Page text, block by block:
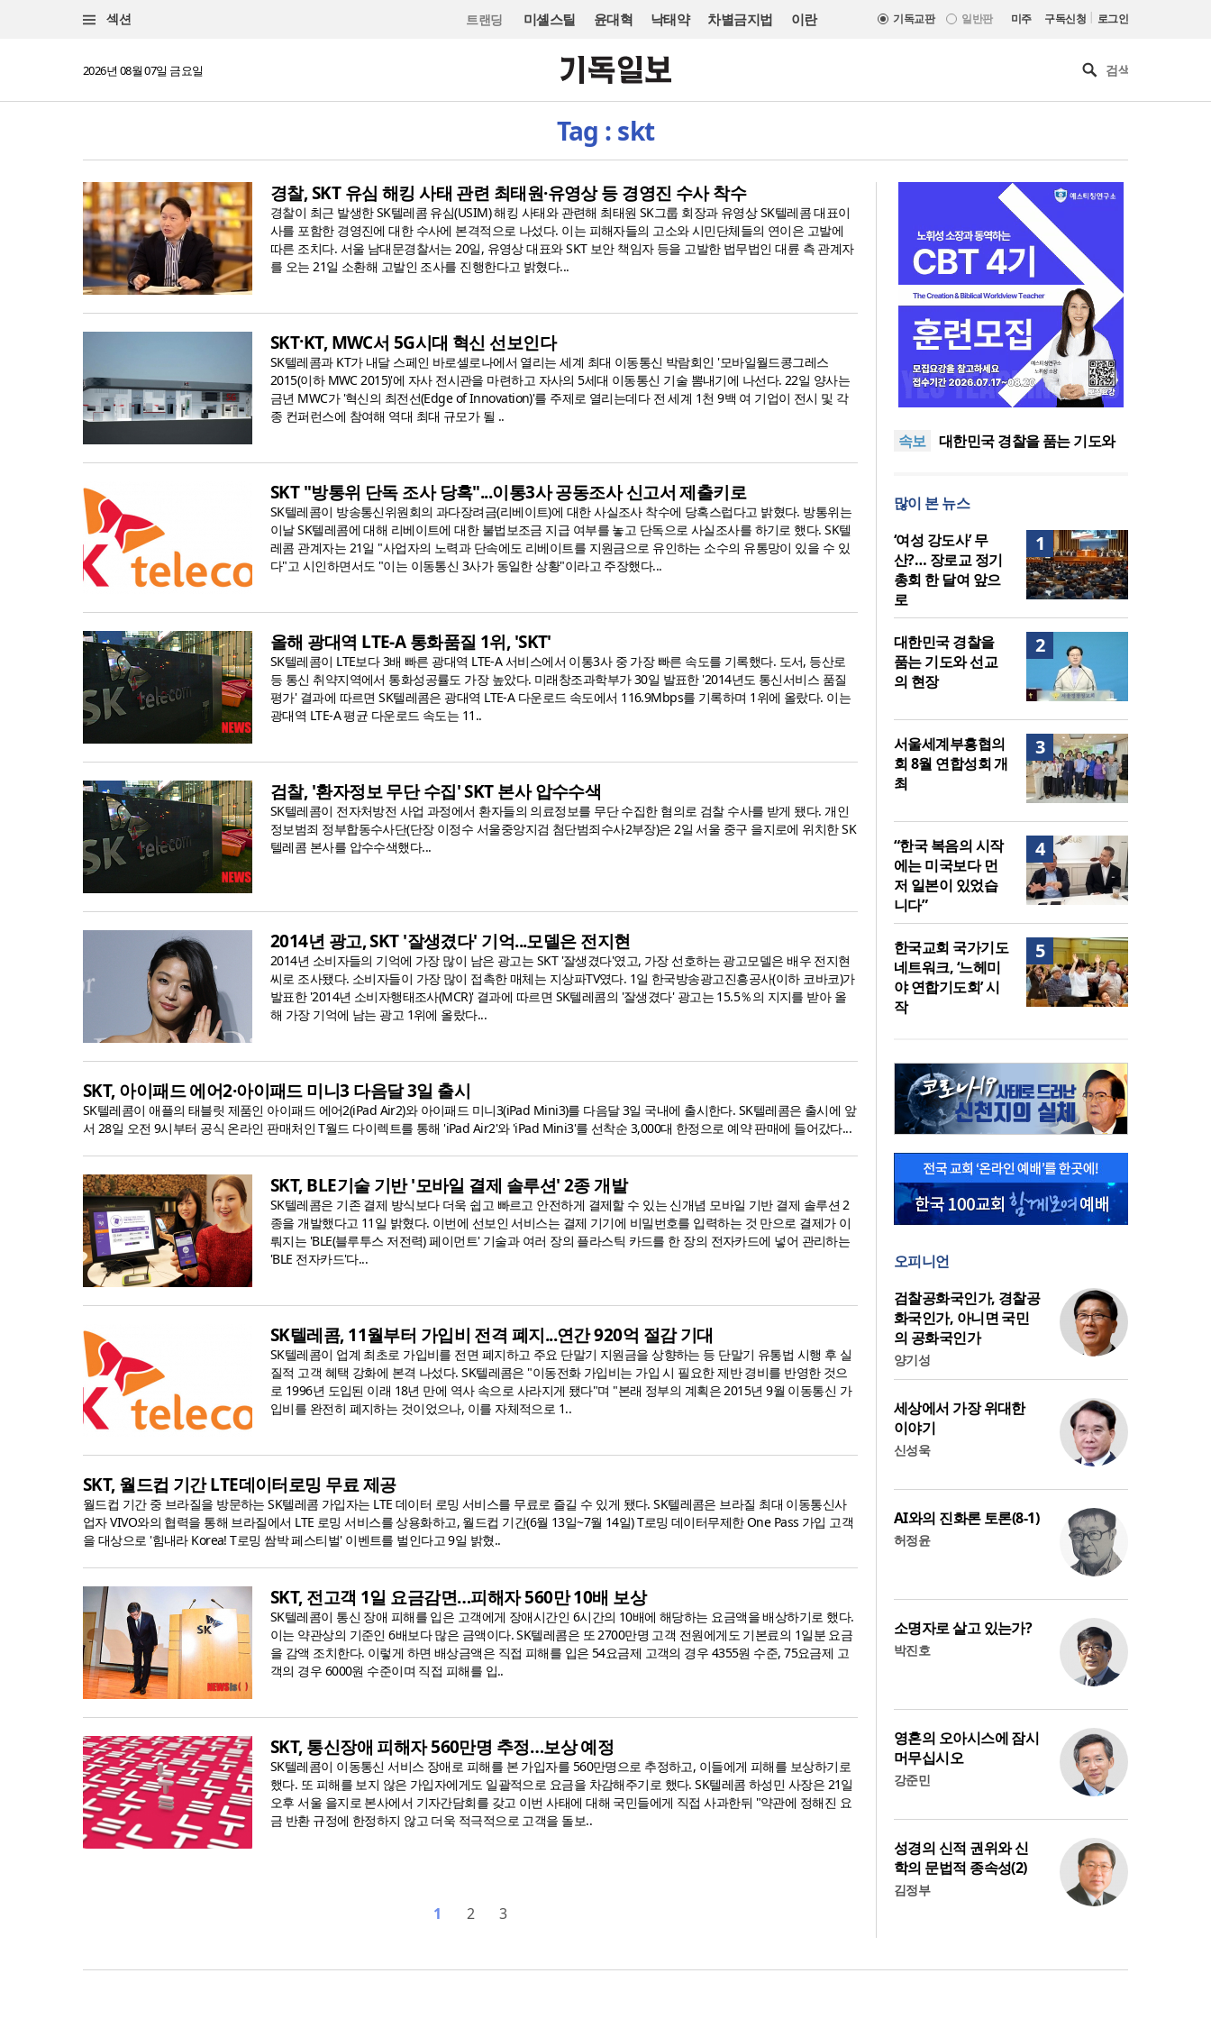
섹션 트랜딩 미셸스틸 윤대혁 낙태약 차별금지법 이란 기독교판 일반판 미주 구독신청 | 로그인
2026년 08월 07일 금요일
Tag : skt
경찰, SKT 유심 해킹 사태 관련 최태원·유영상 등 경영진 수사 착수
경찰이 최근 발생한 SK텔레콤 유심(USIM) 해킹 사태와 관련해 최태원 SK그룹 회장과 유영상 SK텔레콤 대표이
사를 포함한 경영진에 대한 수사에 본격적으로 나섰다. 이는 피해자들의 고소와 시민단체들의 연이은 고발에
따른 조치다. 서울 남대문경찰서는 20일, 유영상 대표와 SKT 보안 책임자 등을 고발한 법무법인 대륜 측 관계자
를 오는 21일 소환해 고발인 조사를 진행한다고 밝혔다...
SKT·KT, MWC서 5G시대 혁신 선보인다
SK텔레콤과 KT가 내달 스페인 바로셀로나에서 열리는 세계 최대 이동통신 박람회인 '모바일월드콩그레스
2015(이하 MWC 2015)'에 자사 전시관을 마련하고 자사의 5세대 이동통신 기술 뽐내기에 나선다. 22일 양사는
금년 MWC가 '혁신의 최전선(Edge of Innovation)'를 주제로 열리는데다 전 세계 1천 9백 여 기업이 전시 및 각
종 컨퍼런스에 참여해 역대 최대 규모가 될 ..
SKT "방통위 단독 조사 당혹"...이통3사 공동조사 신고서 제출키로
SK텔레콤이 방송통신위원회의 과다장려금(리베이트)에 대한 사실조사 착수에 당혹스럽다고 밝혔다. 방통위는
이날 SK텔레콤에 대해 리베이트에 대한 불법보조금 지급 여부를 놓고 단독으로 사실조사를 하기로 했다. SK텔
레콤 관계자는 21일 "사업자의 노력과 단속에도 리베이트를 지원금으로 유인하는 소수의 유통망이 있을 수 있
다"고 시인하면서도 "이는 이동통신 3사가 동일한 상황"이라고 주장했다...
올해 광대역 LTE-A 통화품질 1위, 'SKT'
SK텔레콤이 LTE보다 3배 빠른 광대역 LTE-A 서비스에서 이통3사 중 가장 빠른 속도를 기록했다. 도서, 등산로
등 통신 취약지역에서 통화성공률도 가장 높았다. 미래창조과학부가 30일 발표한 '2014년도 통신서비스 품질
평가' 결과에 따르면 SK텔레콤은 광대역 LTE-A 다운로드 속도에서 116.9Mbps를 기록하며 1위에 올랐다. 이는
광대역 LTE-A 평균 다운로드 속도는 11..
검찰, '환자정보 무단 수집' SKT 본사 압수수색
SK텔레콤이 전자처방전 사업 과정에서 환자들의 의료정보를 무단 수집한 혐의로 검찰 수사를 받게 됐다. 개인
정보범죄 정부합동수사단(단장 이정수 서울중앙지검 첨단범죄수사2부장)은 2일 서울 중구 을지로에 위치한 SK
텔레콤 본사를 압수수색했다...
2014년 광고, SKT '잘생겼다' 기억...모델은 전지현
2014년 소비자들의 기억에 가장 많이 남은 광고는 SKT '잘생겼다'였고, 가장 선호하는 광고모델은 배우 전지현
씨로 조사됐다. 소비자들이 가장 많이 접촉한 매체는 지상파TV였다. 1일 한국방송광고진흥공사(이하 코바코)가
발표한 '2014년 소비자행태조사(MCR)' 결과에 따르면 SK텔레콤의 '잘생겼다' 광고는 15.5％의 지지를 받아 올
해 가장 기억에 남는 광고 1위에 올랐다...
SKT, 아이패드 에어2·아이패드 미니3 다음달 3일 출시
SK텔레콤이 애플의 태블릿 제품인 아이패드 에어2(iPad Air2)와 아이패드 미니3(iPad Mini3)를 다음달 3일 국내에 출시한다. SK텔레콤은 출시에 앞
서 28일 오전 9시부터 공식 온라인 판매처인 T월드 다이렉트를 통해 'iPad Air2'와 'iPad Mini3'를 선착순 3,000대 한정으로 예약 판매에 들어갔다...
SKT, BLE기술 기반 '모바일 결제 솔루션' 2종 개발
SK텔레콤은 기존 결제 방식보다 더욱 쉽고 빠르고 안전하게 결제할 수 있는 신개념 모바일 기반 결제 솔루션 2
종을 개발했다고 11일 밝혔다. 이번에 선보인 서비스는 결제 기기에 비밀번호를 입력하는 것 만으로 결제가 이
뤄지는 'BLE(블루투스 저전력) 페이먼트' 기술과 여러 장의 플라스틱 카드를 한 장의 전자카드에 넣어 관리하는
'BLE 전자카드'다...
SK텔레콤, 11월부터 가입비 전격 폐지...연간 920억 절감 기대
SK텔레콤이 업계 최초로 가입비를 전면 폐지하고 주요 단말기 지원금을 상향하는 등 단말기 유통법 시행 후 실
질적 고객 혜택 강화에 본격 나섰다. SK텔레콤은 "이동전화 가입비는 가입 시 필요한 제반 경비를 반영한 것으
로 1996년 도입된 이래 18년 만에 역사 속으로 사라지게 됐다"며 "본래 정부의 계획은 2015년 9월 이동통신 가
입비를 완전히 폐지하는 것이었으나, 이를 자체적으로 1..
SKT, 월드컵 기간 LTE데이터로밍 무료 제공
월드컵 기간 중 브라질을 방문하는 SK텔레콤 가입자는 LTE 데이터 로밍 서비스를 무료로 즐길 수 있게 됐다. SK텔레콤은 브라질 최대 이동통신사
업자 VIVO와의 협력을 통해 브라질에서 LTE 로밍 서비스를 상용화하고, 월드컵 기간(6월 13일~7월 14일) T로밍 데이터무제한 One Pass 가입 고객
을 대상으로 '힘내라 Korea! T로밍 쌈박 페스티벌' 이벤트를 벌인다고 9일 밝혔..
SKT, 전고객 1일 요금감면…피해자 560만 10배 보상
SK텔레콤이 통신 장애 피해를 입은 고객에게 장애시간인 6시간의 10배에 해당하는 요금액을 배상하기로 했다.
이는 약관상의 기준인 6배보다 많은 금액이다. SK텔레콤은 또 2700만명 고객 전원에게도 기본료의 1일분 요금
을 감액 조치한다. 이렇게 하면 배상금액은 직접 피해를 입은 54요금제 고객의 경우 4355원 수준, 75요금제 고
객의 경우 6000원 수준이며 직접 피해를 입..
SKT, 통신장애 피해자 560만명 추정…보상 예정
SK텔레콤이 이동통신 서비스 장애로 피해를 본 가입자를 560만명으로 추정하고, 이들에게 피해를 보상하기로
했다. 또 피해를 보지 않은 가입자에게도 일괄적으로 요금을 차감해주기로 했다. SK텔레콤 하성민 사장은 21일
오후 서울 을지로 본사에서 기자간담회를 갖고 이번 사태에 대해 국민들에게 직접 사과한뒤 "약관에 정해진 요
금 반환 규정에 한정하지 않고 더욱 적극적으로 고객을 돌보..
1 2 3
속보
한기연 “전쟁을 부르는 정책을
정신질환 평생유병률 27.8%,
대한민국 경찰을 품는 기도와
한미동맹의 가교 되어주길”
한기연 “전쟁을 부르는 정책을
정신건강 치료 인프라 부족…
정신질환 평생유병률 27.8%,
중증 입원·재활 확충 과제
많이 본 뉴스
1
‘여성 강도사’ 무
산?… 장로교 정기
총회 한 달여 앞으
로
2
대한민국 경찰을
품는 기도와 선교
의 현장
3
서울세계부흥협의
회 8월 연합성회 개
최
4
“한국 복음의 시작
에는 미국보다 먼
저 일본이 있었습
니다”
5
한국교회 국가기도
네트워크, ‘느헤미
야 연합기도회’ 시
작
오피니언
검찰공화국인가, 경찰공
화국인가, 아니면 국민
의 공화국인가
양기성
세상에서 가장 위대한
이야기
신성욱
AI와의 진화론 토론(8-1)
허정윤
소명자로 살고 있는가?
박진호
영혼의 오아시스에 잠시
머무십시오
강준민
성경의 신적 권위와 신
학의 문법적 종속성(2)
김정부